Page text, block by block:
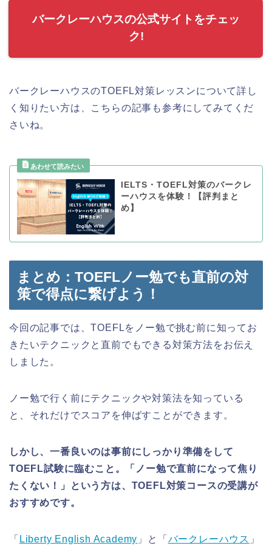
バークレーハウスの公式サイトをチェッ
ク!
バークレーハウスのTOEFL対策レッスンについて詳し
く知りたい方は、こちらの記事も参考にしてみてくだ
さいね。
IELTS・TOEFL対策のバークレ
ーハウスを体験！【評判まと
め】
まとめ：TOEFLノー勉でも直前の対
策で得点に繋げよう！
今回の記事では、TOEFLをノー勉で挑む前に知ってお
きたいテクニックと直前でもできる対策方法をお伝え
しました。
ノー勉で行く前にテクニックや対策法を知っている
と、それだけでスコアを伸ばすことができます。
しかし、一番良いのは事前にしっかり準備をして
TOEFL試験に臨むこと。「ノー勉で直前になって焦り
たくない！」という方は、TOEFL対策コースの受講が
おすすめです。
「 Liberty English Academy 」と「 バークレーハウス 」